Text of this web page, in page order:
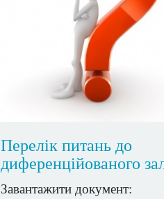
Перелік питань до
диференційованого
Завантажити документ: